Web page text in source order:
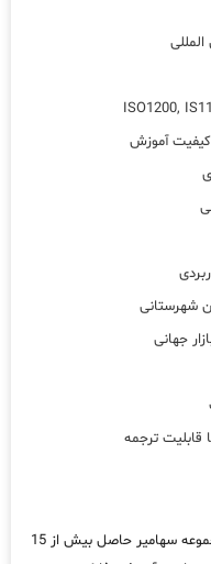
شهرستانی
جهانی
قابلیت ترجمه
سرفصل های آموزش فارکس در کهنوج در مجموعه سهامیر حاصل بیش از 15